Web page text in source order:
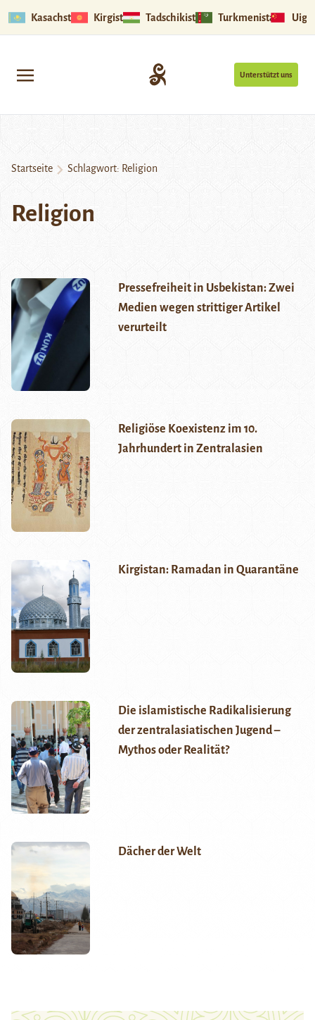
Kasachstan Kirgistan Tadschikistan Turkmenistan
Unterstützt uns
Startseite Schlagwort: Religion
Religion
Pressefreiheit in Usbekistan: Zwei
Medien wegen strittiger Artikel
verurteilt
Religiöse Koexistenz im 10.
Jahrhundert in Zentralasien
Kirgistan: Ramadan in Quarantäne
Die islamistische Radikalisierung
der zentralasiatischen Jugend –
Mythos oder Realität?
Dächer der Welt